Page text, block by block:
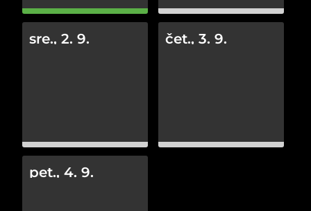
sre., 2. 9. čet., 3. 9.
pet., 4. 9.